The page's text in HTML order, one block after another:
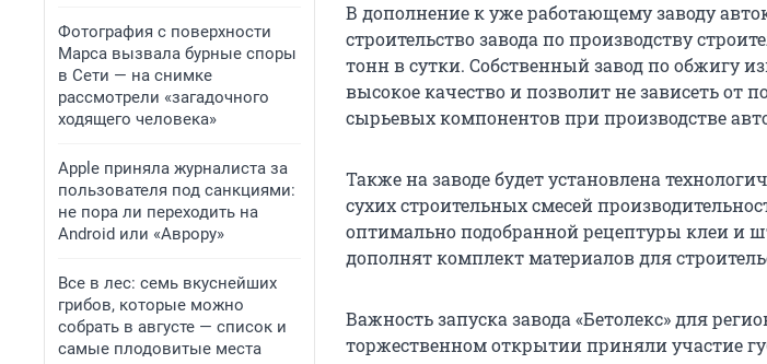
Фотография с поверхности
Марса вызвала бурные споры
в Сети — на снимке
рассмотрели «загадочного
ходящего человека»
Apple приняла журналиста за
пользователя под санкциями:
не пора ли переходить на
Android или «Аврору»
Все в лес: семь вкуснейших
грибов, которые можно
собрать в августе — список и
самые плодовитые места
В дополнение к уже работающему заводу
строительство завода по производству
тонн в сутки. Собственный завод по обжигу
высокое качество и позволит не зависеть от
сырьевых компонентов при производстве
Также на заводе будет установлена
сухих строительных смесей
оптимально подобранной рецептуры клеи и
дополнят комплект материалов для
Важность запуска завода «Бетолекс» для
торжественном открытии приняли участие